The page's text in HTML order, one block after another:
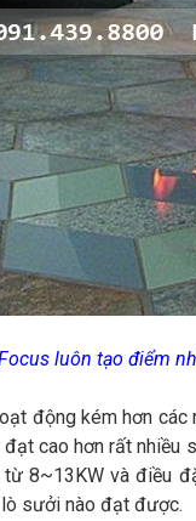
luôn tạo điểm
động kém hơn
cao hơn rất
8~13KW và điều
sưởi nào đạt được.